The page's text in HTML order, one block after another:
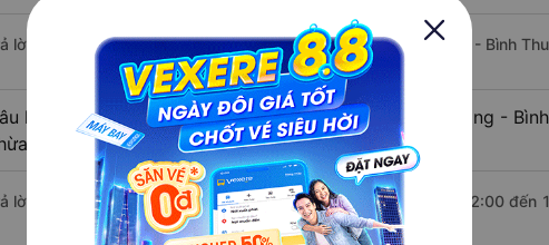
lời: Đoạn đường đi Phong Điền - Thừa Thiên Huế từ Tuy Phong - Bình
hỏi: Mỗi ngày có bao nhiêu chuyến xe khách Tuy Phong -
Thiên Huế ?
lời: Trung bình mỗi ngày có khoảng 10 chuyến xe bắt đầu từ 12:00 đến